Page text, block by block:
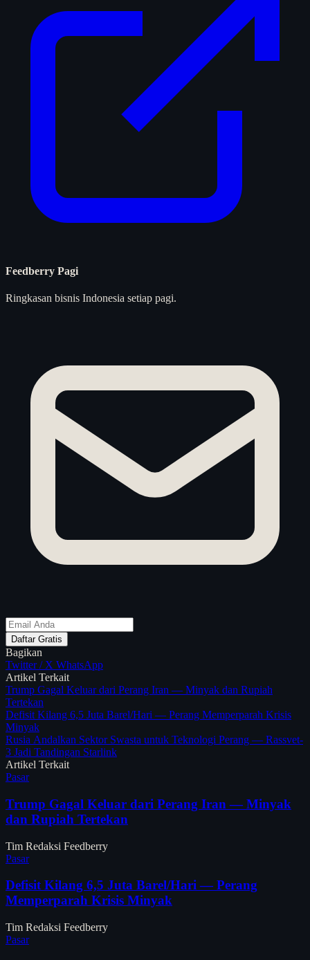
Feedberry Pagi
Ringkasan bisnis Indonesia setiap pagi.
Daftar Gratis
Bagikan
Twitter / X WhatsApp
Artikel Terkait
Trump Gagal Keluar dari Perang Iran — Minyak dan Rupiah
Tertekan
Defisit Kilang 6,5 Juta Barel/Hari — Perang Memperparah Krisis
Minyak
Rusia Andalkan Sektor Swasta untuk Teknologi Perang — Rassvet-
3 Jadi Tandingan Starlink
Artikel Terkait
Pasar
Trump Gagal Keluar dari Perang Iran — Minyak
dan Rupiah Tertekan
Tim Redaksi Feedberry
Pasar
Defisit Kilang 6,5 Juta Barel/Hari — Perang
Memperparah Krisis Minyak
Tim Redaksi Feedberry
Pasar